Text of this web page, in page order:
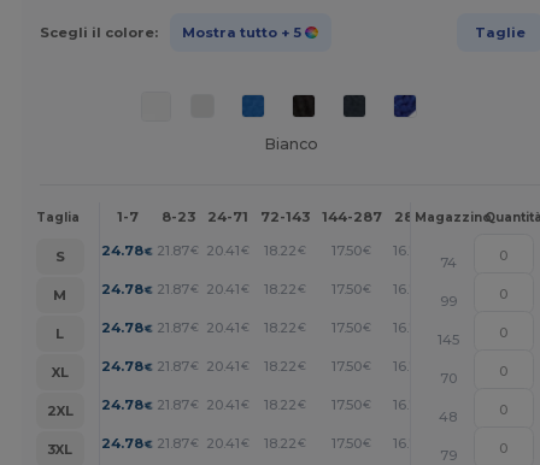
Scegli il colore: Mostra tutto + 5 Taglie
Bianco
Taglia 1-7 8-23 24-71 72-143 144-287 288 + Altri
Magazzino
S 24.78€ 21.87€ 20.41€ 18.22€ 17.50€ 16.77
74
M
24.78€ 21.87€ 20.41€ 18.22€ 17.50€ 16.77 +
99
L
24.78€ 21.87€ 20.41€ 18.22€ 17.50€ 16.77 +
145
XL
24.78€ 21.87€ 20.41€ 18.22€ 17.50€ 16.77 +
70
2XL
24.78€ 21.87€ 20.41€ 18.22€ 17.50€ 16.77 +
48
3XL
24.78€ 21.87€ 20.41€ 18.22€ 17.50€ 16.77 +
79